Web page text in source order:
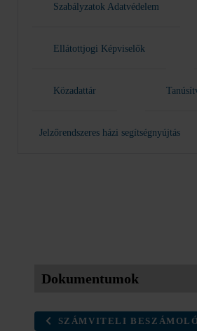
Szabályzatok Adatvédelem
Ellátottjogi Képviselők
Közadattár
Jelzőrendszeres házi segítségnyújtás
Dokumentumok
SZÁMVITELI